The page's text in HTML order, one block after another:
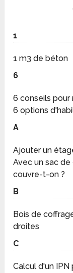
1
1 m3 de béton
6
6 conseils pour
6 options
A
Ajouter un
Avec un sac
couvre-t-on ?
B
Bois de
droites
C
Calcul d'un